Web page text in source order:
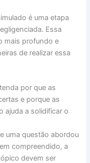
é uma etapa
Essa
mais profundo e
de realizar essa
por que as
e porque as
ajuda a solidificar o
uma questão abordou
compreendido, a
devem ser